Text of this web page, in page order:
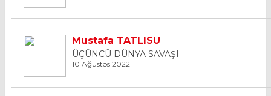
Mustafa TATLISU
ÜÇÜNCÜ DÜNYA SAVAŞI
10 Ağustos 2022